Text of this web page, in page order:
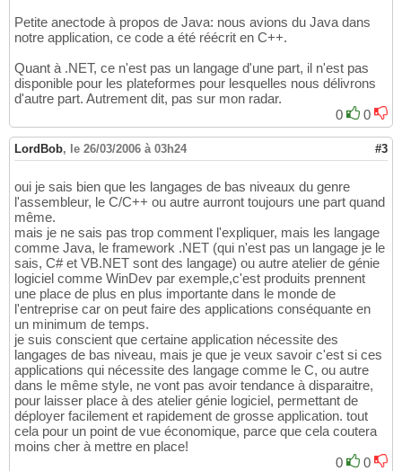
Petite anectode à propos de Java: nous avions du Java dans
notre application, ce code a été réécrit en C++.
Quant à .NET, ce n'est pas un langage d'une part, il n'est pas
disponible pour les plateformes pour lesquelles nous délivrons
d'autre part. Autrement dit, pas sur mon radar.
0
0
LordBob, le 26/03/2006 à 03h24 #3
oui je sais bien que les langages de bas niveaux du genre
l'assembleur, le C/C++ ou autre aurront toujours une part quand
même.
mais je ne sais pas trop comment l'expliquer, mais les langage
comme Java, le framework .NET (qui n'est pas un langage je le
sais, C# et VB.NET sont des langage) ou autre atelier de génie
logiciel comme WinDev par exemple,c'est produits prennent
une place de plus en plus importante dans le monde de
l'entreprise car on peut faire des applications conséquante en
un minimum de temps.
je suis conscient que certaine application nécessite des
langages de bas niveau, mais je que je veux savoir c'est si ces
applications qui nécessite des langage comme le C, ou autre
dans le même style, ne vont pas avoir tendance à disparaitre,
pour laisser place à des atelier génie logiciel, permettant de
déployer facilement et rapidement de grosse application. tout
cela pour un point de vue économique, parce que cela coutera
moins cher à mettre en place!
0
0